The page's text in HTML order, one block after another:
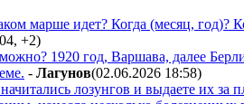
марше идет? Когда (месяц, год)?
, +2)
1920 год, Варшава, далее
- Лaгyнoв(02.06.2026 18:58)
лозунгов и выдаете их за